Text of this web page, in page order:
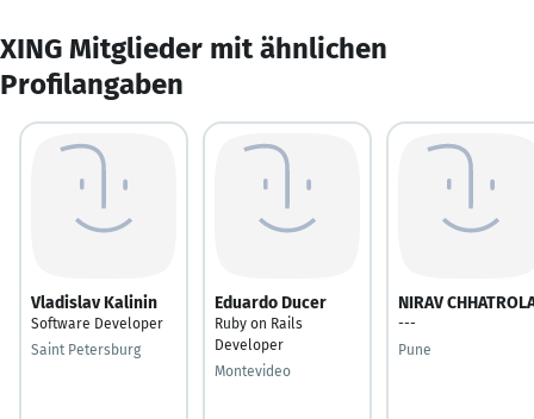
XING Mitglieder mit ähnlichen
Profilangaben
Vladislav Kalinin
Software Developer
Saint Petersburg
Eduardo Ducer
Ruby on Rails
Developer
Montevideo
NIRAV
---
Pune